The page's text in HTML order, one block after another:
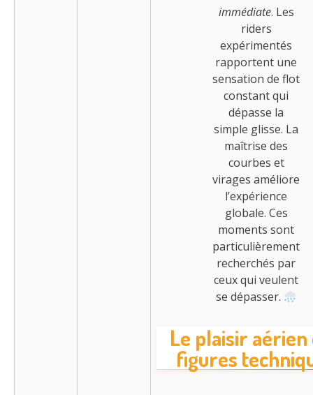
immédiate. Les
riders
expérimentés
rapportent une
sensation de flot
constant qui
dépasse la
simple glisse. La
maîtrise des
courbes et
virages améliore
l’expérience
globale. Ces
moments sont
particulièrement
recherchés par
ceux qui veulent
se dépasser.
Le plaisir aérien
figures